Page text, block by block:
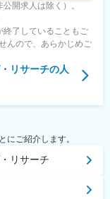
開求人は除く）。
終了していることもご
んので、あらかじめご
リサーチの人
にご紹介します。
リサーチ